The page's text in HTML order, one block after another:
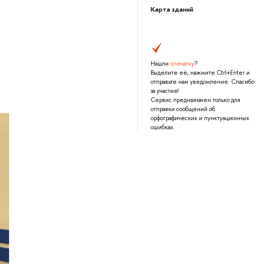
Карта зданий
Нашли опечатку?
Выделите её, нажмите Ctrl+Enter и
отправьте нам уведомление. Спасибо
за участие!
Сервис предназначен только для
отправки сообщений об
орфографических и пунктуационных
ошибках.